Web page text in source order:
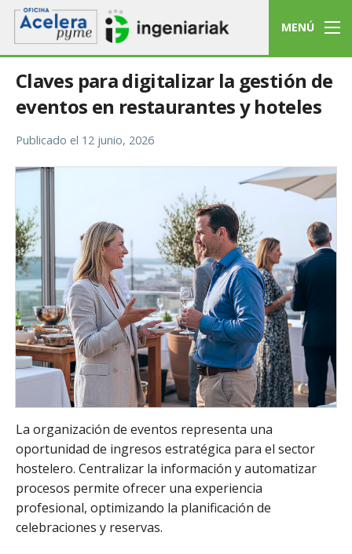
MENÚ
Claves para digitalizar la gestión de
eventos en restaurantes y hoteles
Publicado el 12 junio, 2026
La organización de eventos representa una
oportunidad de ingresos estratégica para el sector
hostelero. Centralizar la información y automatizar
procesos permite ofrecer una experiencia
profesional, optimizando la planificación de
celebraciones y reservas.